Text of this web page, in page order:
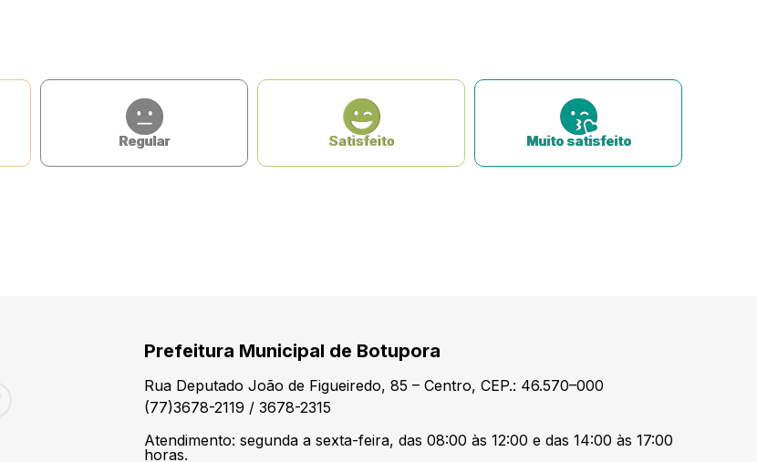
Regular Satisfeito Muito satisfeito
Prefeitura Municipal de Botupora
Rua Deputado João de Figueiredo, 85 – Centro, CEP.: 46.570–000
(77)3678-2119 / 3678-2315
Atendimento: segunda a sexta-feira, das 08:00 às 12:00 e das 14:00 às 17:00
horas.